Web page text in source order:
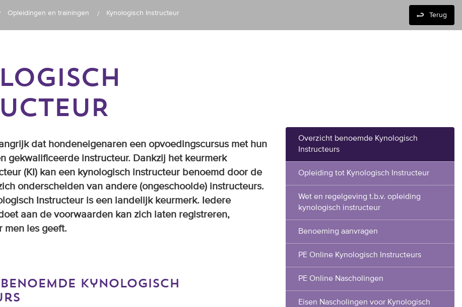
Opleidingen en trainingen Kynologisch Instructeur Terug
dat hondeneigenaren een opvoedingscursus met hun
gekwalificeerde instructeur. Dankzij het keurmerk
(KI) kan een kynologisch instructeur benoemd door de
onderscheiden van andere (ongeschoolde) instructeurs.
Instructeur is een landelijk keurmerk. Iedere
aan de voorwaarden kan zich laten registreren,
men les geeft.
kynologisch
Overzicht benoemde Kynologisch
Instructeurs
Opleiding tot Kynologisch Instructeur
Wet en regelgeving t.b.v. opleiding
kynologisch instructeur
Benoeming aanvragen
PE Online Kynologisch Instructeurs
PE Online Nascholingen
Eisen Nascholingen voor Kynologisch